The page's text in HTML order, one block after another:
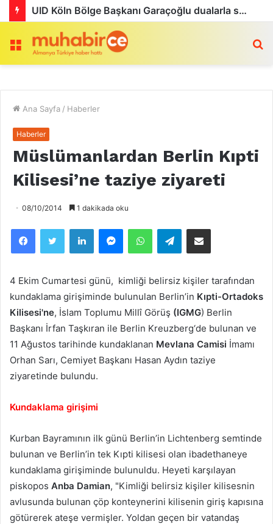
Menü
Ana Sayfa / Haberler
Haberler
Müslümanlardan Berlin Kıpti
Kilisesi’ne taziye ziyareti
08/10/2014 1 dakikada oku
Telegram
4 Ekim Cumartesi günü, kimliği belirsiz kişiler tarafından
kundaklama girişiminde bulunulan Berlin’in Kıpti-Ortadoks
Kilisesi'ne, İslam Toplumu Millî Görüş (IGMG) Berlin
Başkanı İrfan Taşkıran ile Berlin Kreuzberg‘de bulunan ve
11 Ağustos tarihinde kundaklanan Mevlana Camisi İmamı
Orhan Sarı, Cemiyet Başkanı Hasan Aydın taziye
ziyaretinde bulundu.
Kundaklama girişimi
Kurban Bayramının ilk günü Berlin’in Lichtenberg semtinde
bulunan ve Berlin’in tek Kıpti kilisesi olan ibadethaneye
kundaklama girişiminde bulunuldu. Heyeti karşılayan
piskopos Anba Damian, "Kimliği belirsiz kişiler kilisesnin
avlusunda bulunan çöp konteynerini kilisenin giriş kapısına
götürerek ateşe vermişler. Yoldan geçen bir vatandaş